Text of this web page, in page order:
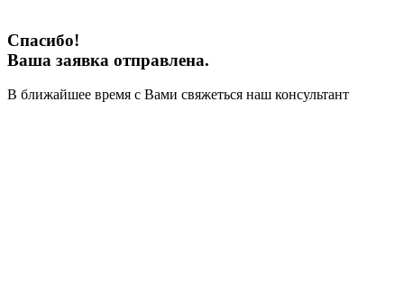
Спасибо!
Ваша заявка отправлена.
В ближайшее время с Вами свяжеться наш консультант